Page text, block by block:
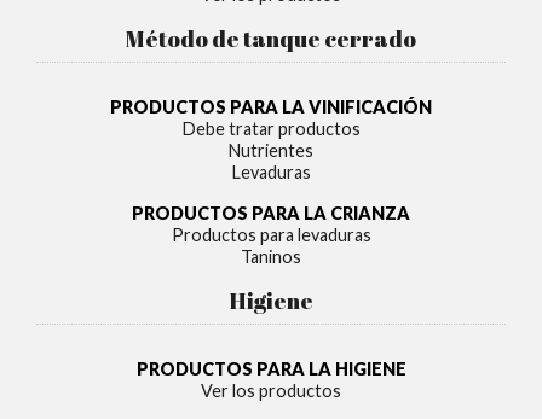
Método de tanque cerrado
PRODUCTOS PARA LA VINIFICACIÓN
Debe tratar productos
Nutrientes
Levaduras
PRODUCTOS PARA LA CRIANZA
Productos para levaduras
Taninos
Higiene
PRODUCTOS PARA LA HIGIENE
Ver los productos